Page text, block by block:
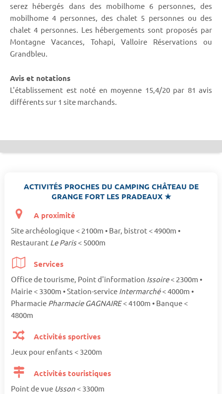
serez hébergés dans des mobilhome 6 personnes, des
mobilhome 4 personnes, des chalet 5 personnes ou des
chalet 4 personnes. Les hébergements sont proposés par
Montagne Vacances, Tohapi, Valloire Réservations ou
Grandbleu.
Avis et notations
L'établissement est noté en moyenne 15,4/20 par 81 avis
différents sur 1 site marchands.
ACTIVITÉS PROCHES DU CAMPING CHÂTEAU DE
GRANGE FORT LES PRADEAUX ★
A proximité
Site archéologique < 2100m • Bar, bistrot < 4900m •
Restaurant Le Paris< 5000m
Services
Office de tourisme, Point d'information Issoire< 2300m •
Mairie < 3300m • Station-service Intermarché< 4000m •
Pharmacie Pharmacie GAGNAIRE< 4100m • Banque <
4800m
Activités sportives
Jeux pour enfants < 3200m
Activités touristiques
Point de vue Usson < 3300m